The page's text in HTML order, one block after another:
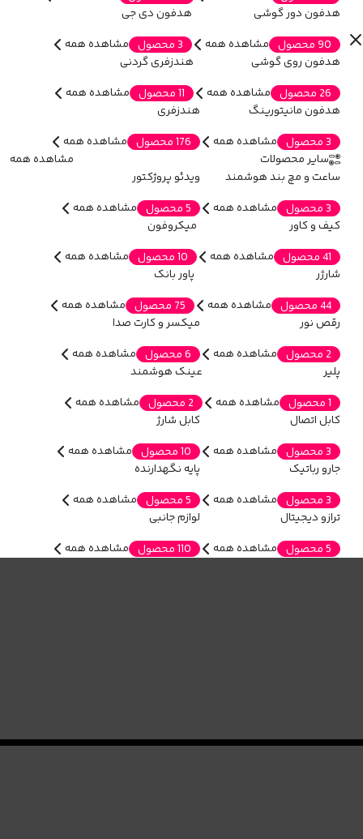
هدفون دور گوشی
90 محصول
مشاهده همه
هدفون دی جی
3 محصول
مشاهده همه
هدفون روی گوشی
26 محصول
مشاهده همه
هندزفری گردنی
11 محصول
مشاهده همه
هدفون مانیتورینگ
3 محصول
مشاهده همه
هندزفری
176 محصول
مشاهده همه
سایر محصولات
مشاهده همه
ساعت و مچ بند هوشمند
3 محصول
مشاهده همه
ویدئو پروژکتور
5 محصول
مشاهده همه
کیف و کاور
41 محصول
مشاهده همه
میکروفون
10 محصول
مشاهده همه
شارژر
44 محصول
مشاهده همه
پاور بانک
75 محصول
مشاهده همه
رقص نور
2 محصول
مشاهده همه
میکسر و کارت صدا
6 محصول
مشاهده همه
پلیر
1 محصول
مشاهده همه
عینک هوشمند
2 محصول
مشاهده همه
کابل اتصال
3 محصول
مشاهده همه
کابل شارژ
10 محصول
مشاهده همه
جارو رباتیک
3 محصول
مشاهده همه
پایه نگهدارنده
5 محصول
مشاهده همه
ترازو دیجیتال
5 محصول
مشاهده همه
لوازم جانبی
110 محصول
مشاهده همه